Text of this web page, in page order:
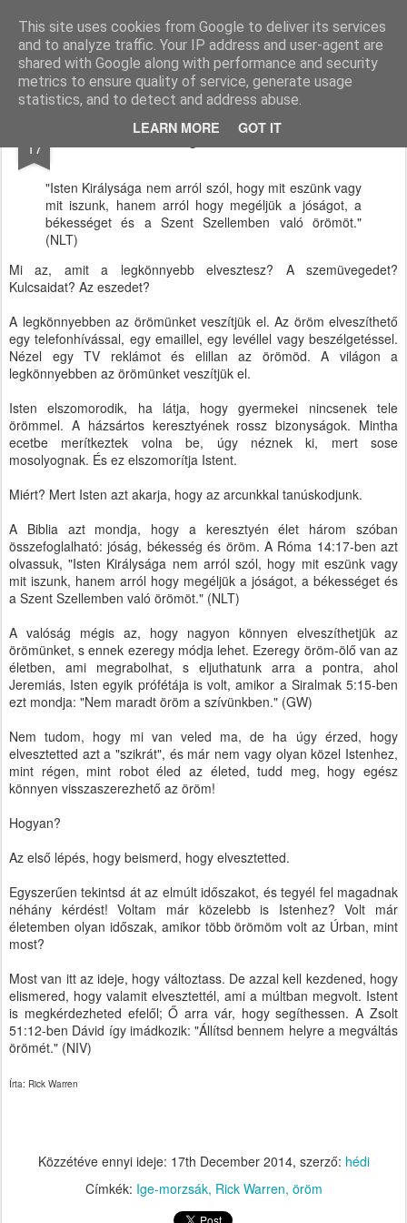
This site uses cookies from Google to deliver its services
and to analyze traffic. Your IP address and user-agent are
shared with Google along with performance and security
metrics to ensure quality of service, generate usage
statistics, and to detect and address abuse.
LEARN MORE GOT IT
Paksi Pünkösdi Gyülekezet A Magyar Pünkösdi Egyház paksi gyülekezetének hivatalos honlapja.
Pages
17 Találd meg elveszett örömöd
"Isten Királysága nem arról szól, hogy mit eszünk vagy
mit iszunk, hanem arról hogy megéljük a jóságot, a
békességet és a Szent Szellemben való örömöt."
(NLT)
Mi az, amit a legkönnyebb elvesztesz? A szemüvegedet?
Kulcsaidat? Az eszedet?
A legkönnyebben az örömünket veszítjük el. Az öröm elveszíthető
egy telefonhívással, egy emaillel, egy levéllel vagy beszélgetéssel.
Nézel egy TV reklámot és elillan az örömöd. A világon a
legkönnyebben az örömünket veszítjük el.
Isten elszomorodik, ha látja, hogy gyermekei nincsenek tele
örömmel. A házsártos keresztyének rossz bizonyságok. Mintha
ecetbe merítkeztek volna be, úgy néznek ki, mert sose
mosolyognak. És ez elszomorítja Istent.
Miért? Mert Isten azt akarja, hogy az arcunkkal tanúskodjunk.
A Biblia azt mondja, hogy a keresztyén élet három szóban
összefoglalható: jóság, békesség és öröm. A Róma 14:17-ben azt
olvassuk, "Isten Királysága nem arról szól, hogy mit eszünk vagy
mit iszunk, hanem arról hogy megéljük a jóságot, a békességet és
a Szent Szellemben való örömöt." (NLT)
A valóság mégis az, hogy nagyon könnyen elveszíthetjük az
örömünket, s ennek ezeregy módja lehet. Ezeregy öröm-ölő van az
életben, ami megrabolhat, s eljuthatunk arra a pontra, ahol
Jeremiás, Isten egyik prófétája is volt, amikor a Siralmak 5:15-ben
ezt mondja: "Nem maradt öröm a szívünkben." (GW)
Nem tudom, hogy mi van veled ma, de ha úgy érzed, hogy
elvesztetted azt a "szikrát", és már nem vagy olyan közel Istenhez,
mint régen, mint robot éled az életed, tudd meg, hogy egész
könnyen visszaszerezhető az öröm!
Hogyan?
Az első lépés, hogy beismerd, hogy elvesztetted.
Egyszerűen tekintsd át az elmúlt időszakot, és tegyél fel magadnak
néhány kérdést! Voltam már közelebb is Istenhez? Volt már
életemben olyan időszak, amikor több örömöm volt az Úrban, mint
most?
Most van itt az ideje, hogy változtass. De azzal kell kezdened, hogy
elismered, hogy valamit elvesztettél, ami a múltban megvolt. Istent
is megkérdezheted efelől; Ő arra vár, hogy segíthessen. A Zsolt
51:12-ben Dávid így imádkozik: "Állítsd bennem helyre a megváltás
örömét." (NIV)
Írta: Rick Warren
Közzétéve ennyi ideje: 17th December 2014, szerző: hédi
Címkék: Ige-morzsák Rick Warren öröm